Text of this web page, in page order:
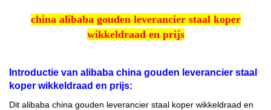
china alibaba gouden leverancier staal koper
wikkeldraad en prijs
Introductie van alibaba china gouden leverancier staal
koper wikkeldraad en prijs:
Dit alibaba china gouden leverancier staal koper wikkeldraad en